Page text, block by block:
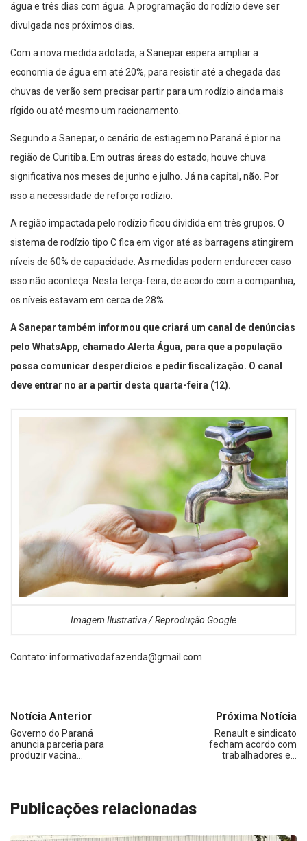
água e três dias com água. A programação do rodízio deve ser
divulgada nos próximos dias.
Com a nova medida adotada, a Sanepar espera ampliar a
economia de água em até 20%, para resistir até a chegada das
chuvas de verão sem precisar partir para um rodízio ainda mais
rígido ou até mesmo um racionamento.
Segundo a Sanepar, o cenário de estiagem no Paraná é pior na
região de Curitiba. Em outras áreas do estado, houve chuva
significativa nos meses de junho e julho. Já na capital, não. Por
isso a necessidade de reforço rodízio.
A região impactada pelo rodízio ficou dividida em três grupos. O
sistema de rodízio tipo C fica em vigor até as barragens atingirem
níveis de 60% de capacidade. As medidas podem endurecer caso
isso não aconteça. Nesta terça-feira, de acordo com a companhia,
os níveis estavam em cerca de 28%.
A Sanepar também informou que criará um canal de denúncias
pelo WhatsApp, chamado Alerta Água, para que a população
possa comunicar desperdícios e pedir fiscalização. O canal
deve entrar no ar a partir desta quarta-feira (12).
Imagem Ilustrativa / Reprodução Google
Contato: informativodafazenda@gmail.com
Notícia Anterior
Governo do Paraná
anuncia parceria para
produzir vacina…
Próxima Notícia
Renault e sindicato
fecham acordo com
trabalhadores e…
Publicações relacionadas